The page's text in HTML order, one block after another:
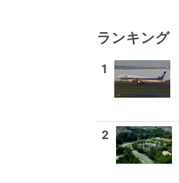
ランキング
1
2